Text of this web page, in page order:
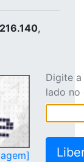
,
Digite
lado no